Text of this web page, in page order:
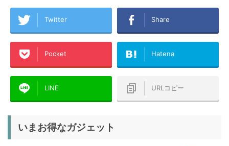
Twitter Share
Pocket Hatena
LINE URLコピー
いまお得なガジェット